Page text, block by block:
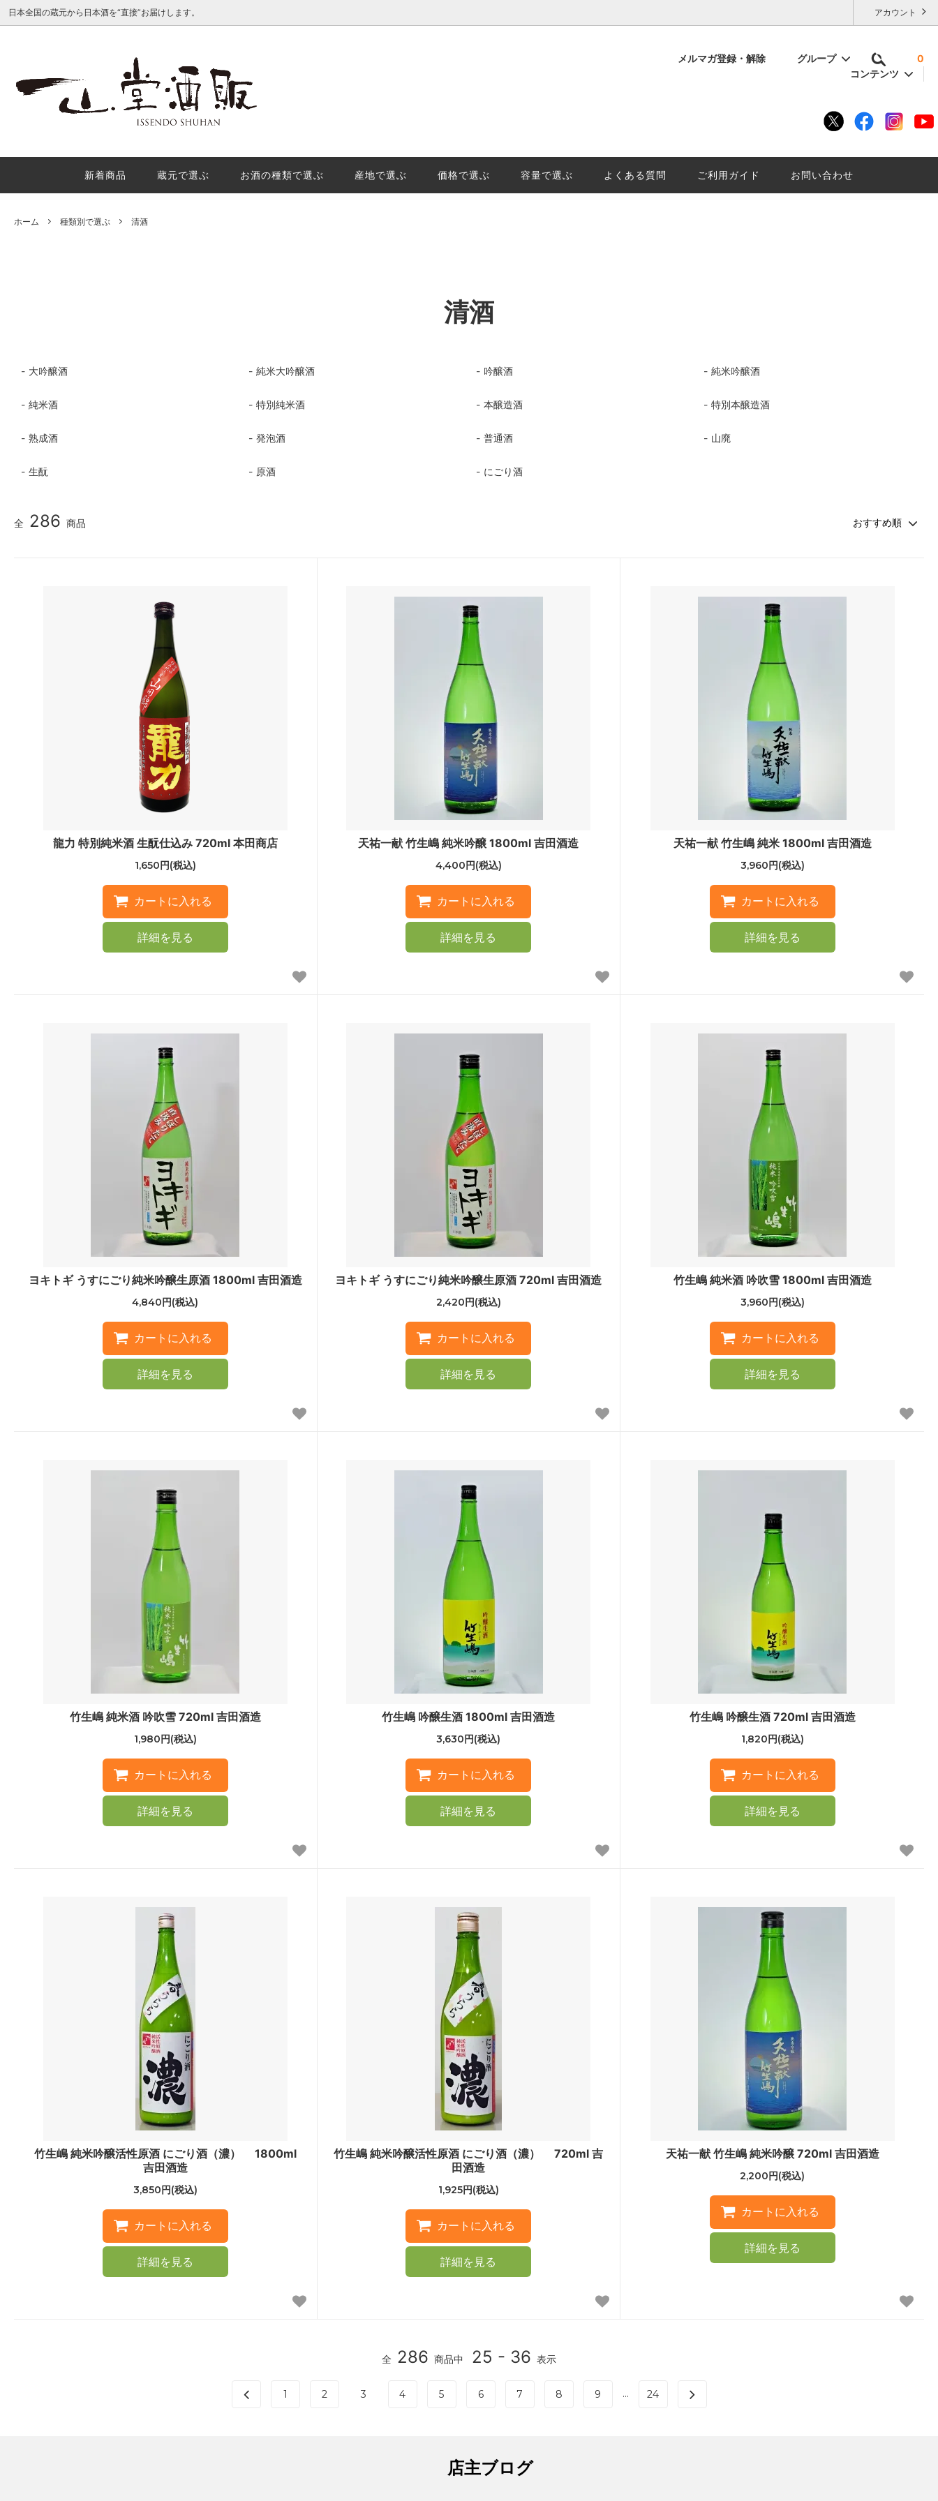
アカウント
日本全国の蔵元から日本酒を“直接”お届けします。
0
メルマガ登録・解除 グループ
種類別で選ぶ
コンテンツ
日本酒地理的表示（GI日本酒）を徹底解
残暑厳しい夏に「にごり酒は」はいかが
秋の味覚におすすめの秋酒３選
年末年始の受注及び発送についてのご案
内
新着商品 蔵元で選ぶ お酒の種類で選ぶ 産地で選ぶ 価格で選ぶ 容量で選ぶ よくある質問 ご利用ガイド お問い合わせ
ホーム 種類別で選ぶ 清酒
清酒
大吟醸酒 純米大吟醸酒 吟醸酒 純米吟醸酒
純米酒 特別純米酒 本醸造酒 特別本醸造酒
熟成酒 発泡酒 普通酒 山廃
生酛 原酒 にごり酒
全 286 商品
龍力 特別純米酒 生酛仕込み 720ml 本田商店
1,650円(税込)
詳細を見る
天祐一献 竹生嶋 純米吟醸 1800ml 吉田酒造
4,400円(税込)
詳細を見る
天祐一献 竹生嶋 純米 1800ml 吉田酒造
3,960円(税込)
詳細を見る
ヨキトギ うすにごり純米吟醸生原酒 1800ml 吉田酒造
4,840円(税込)
詳細を見る
ヨキトギ うすにごり純米吟醸生原酒 720ml 吉田酒造
2,420円(税込)
詳細を見る
竹生嶋 純米酒 吟吹雪 1800ml 吉田酒造
3,960円(税込)
詳細を見る
竹生嶋 純米酒 吟吹雪 720ml 吉田酒造
1,980円(税込)
詳細を見る
竹生嶋 吟醸生酒 1800ml 吉田酒造
3,630円(税込)
詳細を見る
竹生嶋 吟醸生酒 720ml 吉田酒造
1,820円(税込)
詳細を見る
竹生嶋 純米吟醸活性原酒 にごり酒（濃） 1800ml
吉田酒造
3,850円(税込)
詳細を見る
竹生嶋 純米吟醸活性原酒 にごり酒（濃） 720ml 吉
田酒造
1,925円(税込)
詳細を見る
天祐一献 竹生嶋 純米吟醸 720ml 吉田酒造
2,200円(税込)
詳細を見る
全 286 商品中 25 - 36 表示
1 2 3 4 5 6 7 8 9 ... 24